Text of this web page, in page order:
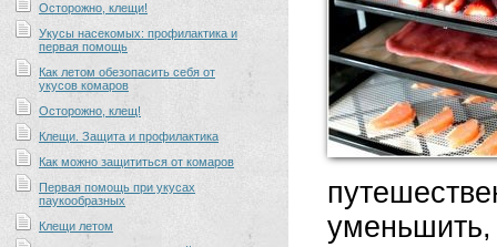
Осторожно, клещи!
Укусы насекомых: профилактика и
первая помощь
Как летом обезопасить себя от
укусов комаров
Осторожно, клещ!
Клещи. Защита и профилактика
Как можно защититься от комаров
Первая помощь при укусах
паукообразных
Клещи летом